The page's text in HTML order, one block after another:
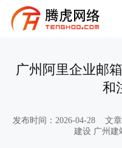
广州阿里企业邮
和
发布时间：2026-04-28 文
建设 广州建